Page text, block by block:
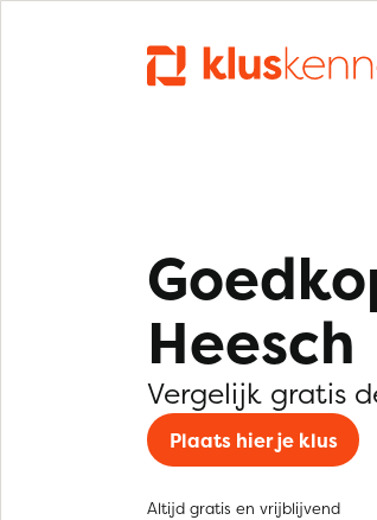
Heesch
Vergelijk gratis
Plaats hier je klus
Altijd gratis en vrijblijvend